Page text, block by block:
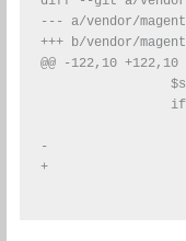
--- a/vendor/
+++ b/vendor/
@@ -122,10 +122,10
-
+